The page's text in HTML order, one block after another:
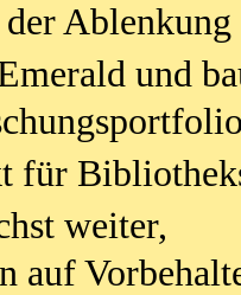
Ablenkung
und
für
weiter,
auf